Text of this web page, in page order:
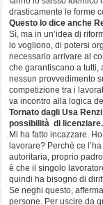
drasticamente le forme
Questo lo dice anche
Sì, ma in un’idea di
lo vogliono, di potersi
necessario arrivare al
che garantiscano a tutti,
nessun provvedimento
competizione tra i
va incontro alla logica
Tornato dagli Usa
possibilità di
Mi ha fatto incazzare.
lavorare? Perchè ce
autoritaria, proprio
è che il singolo
quindi ha bisogno di
Se neghi questo,
persone. Per uscire da